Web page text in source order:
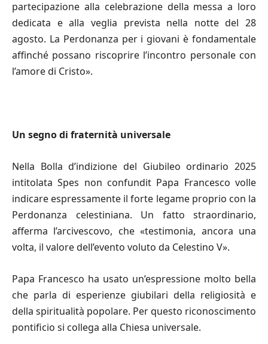
partecipazione alla celebrazione della messa a loro
dedicata e alla veglia prevista nella notte del 28
agosto. La Perdonanza per i giovani è fondamentale
affinché possano riscoprire l’incontro personale con
l’amore di Cristo».
Un segno di fraternità universale
Nella Bolla d’indizione del Giubileo ordinario 2025
intitolata Spes non confundit Papa Francesco volle
indicare espressamente il forte legame proprio con la
Perdonanza celestiniana. Un fatto straordinario,
afferma l’arcivescovo, che «testimonia, ancora una
volta, il valore dell’evento voluto da Celestino V».
Papa Francesco ha usato un’espressione molto bella
che parla di esperienze giubilari della religiosità e
della spiritualità popolare. Per questo riconoscimento
pontificio si collega alla Chiesa universale.